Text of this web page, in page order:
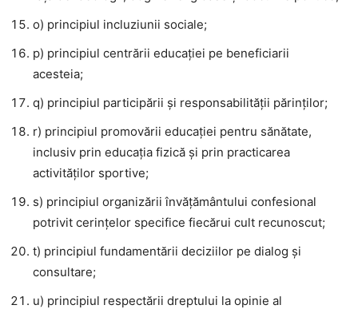
o) principiul incluziunii sociale;
p) principiul centrării educaţiei pe beneficiarii
acesteia;
q) principiul participării şi responsabilităţii părinţilor;
r) principiul promovării educaţiei pentru sănătate,
inclusiv prin educaţia fizică şi prin practicarea
activităţilor sportive;
s) principiul organizării învăţământului confesional
potrivit cerinţelor specifice fiecărui cult recunoscut;
t) principiul fundamentării deciziilor pe dialog şi
consultare;
u) principiul respectării dreptului la opinie al